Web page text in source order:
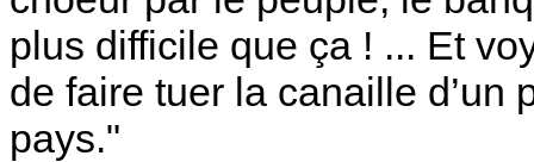
plus difficile que ça ! ... Et
de faire tuer la canaille d’un
pays."